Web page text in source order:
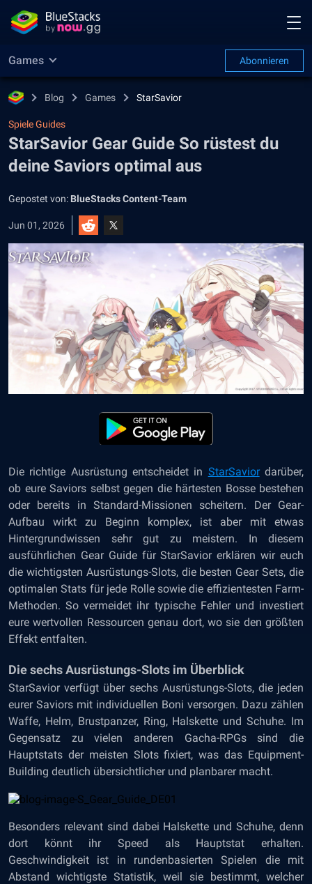
Games Abonnieren
Blog Games StarSavior
Spiele Guides
StarSavior Gear Guide So rüstest du
deine Saviors optimal aus
Gepostet von: BlueStacks Content-Team
Jun 01, 2026
Die richtige Ausrüstung entscheidet in StarSaviordarüber,
ob eure Saviors selbst gegen die härtesten Bosse bestehen
oder bereits in Standard-Missionen scheitern. Der Gear-
Aufbau wirkt zu Beginn komplex, ist aber mit etwas
Hintergrundwissen sehr gut zu meistern. In diesem
ausführlichen Gear Guide für StarSavior erklären wir euch
die wichtigsten Ausrüstungs-Slots, die besten Gear Sets, die
optimalen Stats für jede Rolle sowie die effizientesten Farm-
Methoden. So vermeidet ihr typische Fehler und investiert
eure wertvollen Ressourcen genau dort, wo sie den größten
Effekt entfalten.
Die sechs Ausrüstungs-Slots im Überblick
StarSavior verfügt über sechs Ausrüstungs-Slots, die jeden
eurer Saviors mit individuellen Boni versorgen. Dazu zählen
Waffe, Helm, Brustpanzer, Ring, Halskette und Schuhe. Im
Gegensatz zu vielen anderen Gacha-RPGs sind die
Hauptstats der meisten Slots fixiert, was das Equipment-
Building deutlich übersichtlicher und planbarer macht.
Besonders relevant sind dabei Halskette und Schuhe, denn
dort könnt ihr Speed als Hauptstat erhalten.
Geschwindigkeit ist in rundenbasierten Spielen die mit
Abstand wichtigste Statistik, weil sie bestimmt, welcher